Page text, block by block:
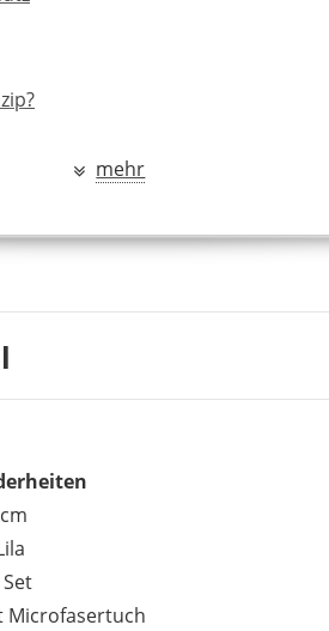
Rand
nutzen?
Ikea und Co.
mehr
Microfasertuch